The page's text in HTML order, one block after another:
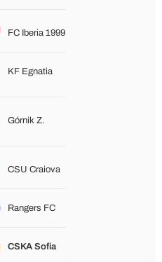
FC Iberia 1999
KF Egnatia
Górnik Z.
CSU Craiova
Rangers FC
CSKA Sofia